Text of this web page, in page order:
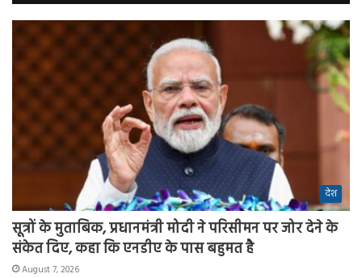
देश
सूत्रों के मुताबिक, प्रधानमंत्री मोदी ने परिसीमन पर जोर देने के
संकेत दिए, कहा कि एनडीए के पास बहुमत है
August 7, 2026